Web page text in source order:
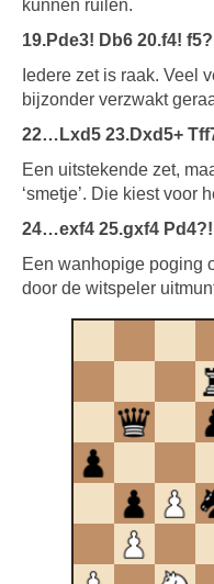
kunnen ruilen.
19.Pde3! Db6 20.f4!
Iedere zet is raak. Veel
bijzonder verzwakt
22…Lxd5 23.Dxd5+
Een uitstekende zet,
‘smetje’. Die kiest voor
24…exf4 25.gxf4 Pd4?!
Een wanhopige poging
door de witspeler